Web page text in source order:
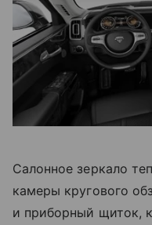
Салонное зеркало
камеры кругового
и приборный щиток,